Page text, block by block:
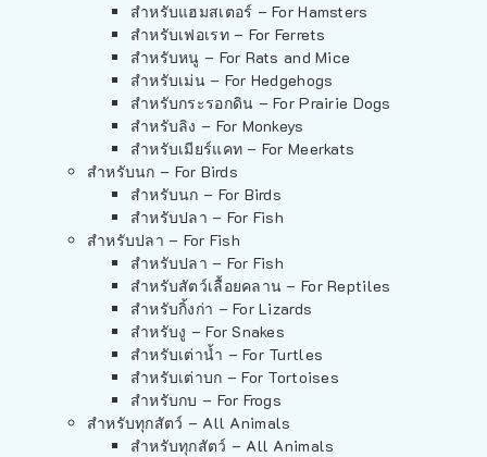
สำหรับแฮมสเตอร์ – For Hamsters
สำหรับเฟอเรท – For Ferrets
สำหรับหนู – For Rats and Mice
สำหรับเม่น – For Hedgehogs
สำหรับกระรอกดิน – For Prairie Dogs
สำหรับลิง – For Monkeys
สำหรับเมียร์แคท – For Meerkats
สำหรับนก – For Birds
สำหรับนก – For Birds
สำหรับปลา – For Fish
สำหรับปลา – For Fish
สำหรับปลา – For Fish
สำหรับสัตว์เลื้อยคลาน – For Reptiles
สำหรับกิ้งก่า – For Lizards
สำหรับงู – For Snakes
สำหรับเต่าน้ำ – For Turtles
สำหรับเต่าบก – For Tortoises
สำหรับกบ – For Frogs
สำหรับทุกสัตว์ – All Animals
สำหรับทุกสัตว์ – All Animals